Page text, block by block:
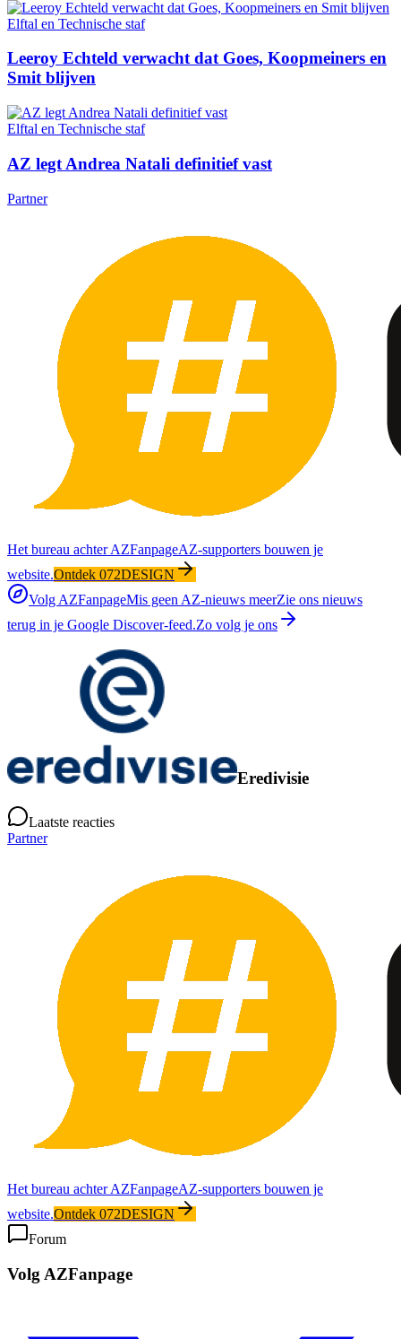
Elftal en Technische staf
Leeroy Echteld verwacht dat Goes, Koopmeiners en
Smit blijven
Elftal en Technische staf
AZ legt Andrea Natali definitief vast
Partner
Het bureau achter AZFanpageAZ-supporters bouwen je
website.Ontdek 072DESIGN
Volg AZFanpageMis geen AZ-nieuws meerZie ons nieuws
terug in je Google Discover-feed.Zo volg je ons
Eredivisie
Laatste reacties
Partner
Het bureau achter AZFanpageAZ-supporters bouwen je
website.Ontdek 072DESIGN
Forum
Volg AZFanpage